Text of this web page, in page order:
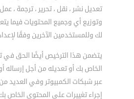
تعديل نشر ، نقل ، تحرير ، ترجمة ،
وتوزيع أي وجميع المحتويات فيما
لك وللمستخدمين الآخرين وفقًا
يتضمن هذا الترخيص أيضًا الحق في
الخاص بك أو تعديله من أجل إرساله
عبر شبكات الكمبيوتر وفي العديد
إجراء تغييرات على المحتوى الخاص